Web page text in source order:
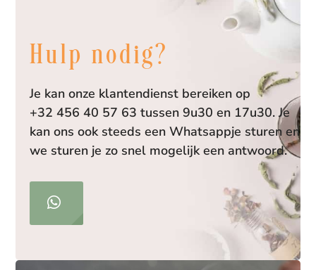
Hulp nodig?
Je kan onze klantendienst bereiken op
+32 456 40 57 63 tussen 9u30 en 17u30. Je
kan ons ook steeds een Whatsappje sturen en
we sturen je zo snel mogelijk een antwoord.